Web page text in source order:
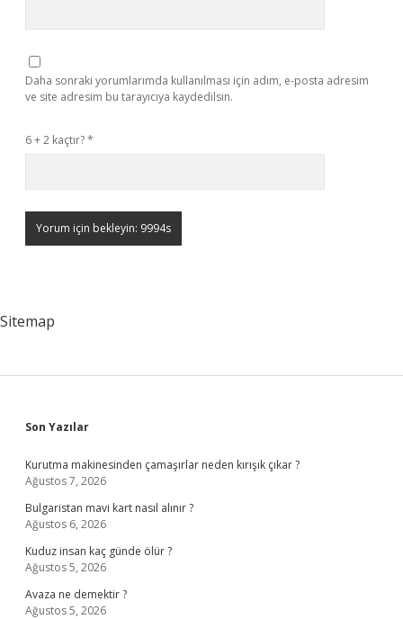
Daha sonraki yorumlarımda kullanılması için adım, e-posta adresim
ve site adresim bu tarayıcıya kaydedilsin.
6 + 2 kaçtır?*
Sitemap
Sidebar
Son Yazılar
Kurutma makinesinden çamaşırlar neden kırışık çıkar ?
Ağustos 7, 2026
Bulgaristan mavi kart nasıl alınır ?
Ağustos 6, 2026
Kuduz insan kaç günde ölür ?
Ağustos 5, 2026
Avaza ne demektir ?
Ağustos 5, 2026